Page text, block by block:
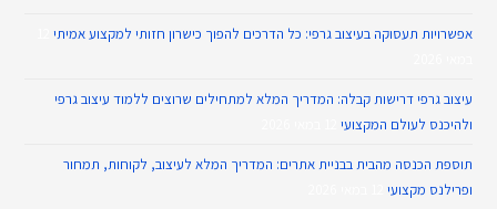
אפשרויות תעסוקה בעיצוב גרפי: כל הדרכים להפוך כישרון חזותי למקצוע אמיתי
עיצוב גרפי דרישות קבלה: המדריך המלא למתחילים שרוצים ללמוד עיצוב גרפי
ולהיכנס לעולם המקצועי
תוספת הכנסה מהבית בבניית אתרים: המדריך המלא לעיצוב, לקוחות, תמחור
ופרילנס מקצועי